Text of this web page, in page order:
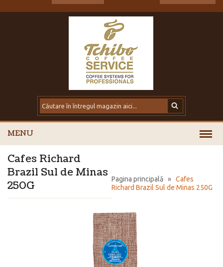
MENU
Pagina principală » Cafes
Richard Brazil Sul de Minas 250G
Cafes Richard
Brazil Sul de Minas
250G